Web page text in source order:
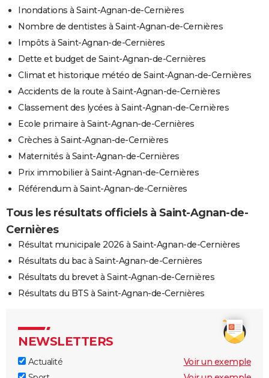
Inondations à Saint-Agnan-de-Cernières
Nombre de dentistes à Saint-Agnan-de-Cernières
Impôts à Saint-Agnan-de-Cernières
Dette et budget de Saint-Agnan-de-Cernières
Climat et historique météo de Saint-Agnan-de-Cernières
Accidents de la route à Saint-Agnan-de-Cernières
Classement des lycées à Saint-Agnan-de-Cernières
Ecole primaire à Saint-Agnan-de-Cernières
Crèches à Saint-Agnan-de-Cernières
Maternités à Saint-Agnan-de-Cernières
Prix immobilier à Saint-Agnan-de-Cernières
Référendum à Saint-Agnan-de-Cernières
Tous les résultats officiels à Saint-Agnan-de-
Cernières
Résultat municipale 2026 à Saint-Agnan-de-Cernières
Résultats du bac à Saint-Agnan-de-Cernières
Résultats du brevet à Saint-Agnan-de-Cernières
Résultats du BTS à Saint-Agnan-de-Cernières
NEWSLETTERS
Actualité
Voir un exemple